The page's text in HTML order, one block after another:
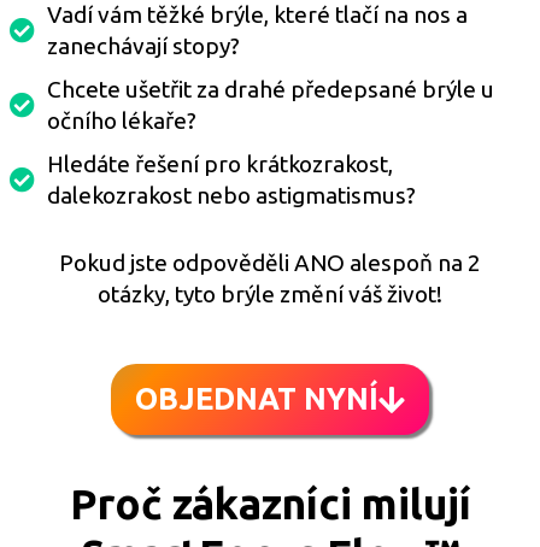
Vadí vám těžké brýle, které tlačí na nos a
zanechávají stopy?
Chcete ušetřit za drahé předepsané brýle u
očního lékaře?
Hledáte řešení pro krátkozrakost,
dalekozrakost nebo astigmatismus?
Pokud jste odpověděli ANO alespoň na 2
otázky, tyto brýle změní váš život!
OBJEDNAT NYNÍ
Proč zákazníci milují